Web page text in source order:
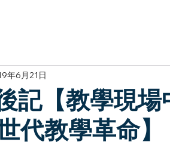
記【教學現場
代教學革命】
年6月21日